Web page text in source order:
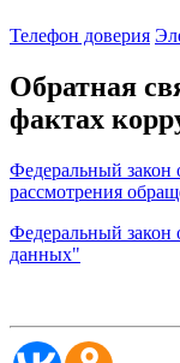
Телефон доверия
Обратная
фактах
Федеральный
рассмотрения
Федеральный закон
данных"